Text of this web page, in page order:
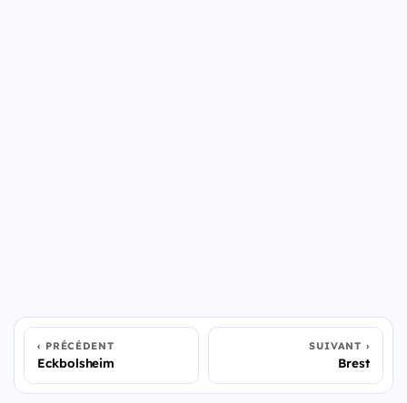
PRÉCÉDENT
Eckbolsheim
SUIVANT
Brest